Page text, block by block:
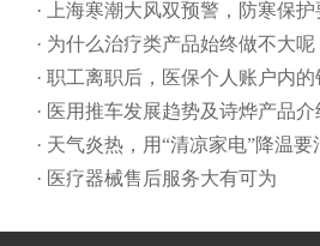
· 上海寒潮大风双预警，防寒保
· 为什么治疗类产品始终做不大呢
· 职工离职后，医保个人账户内的
· 医用推车发展趋势及诗烨产品介
· 天气炎热，用“清凉家电”降温要
· 医疗器械售后服务大有可为